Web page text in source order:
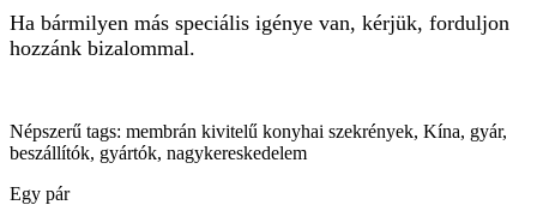
Ha bármilyen más speciális igénye van, kérjük, forduljon
hozzánk bizalommal.
Népszerű tags: membrán kivitelű konyhai szekrények, Kína, gyár,
beszállítók, gyártók, nagykereskedelem
Egy pár